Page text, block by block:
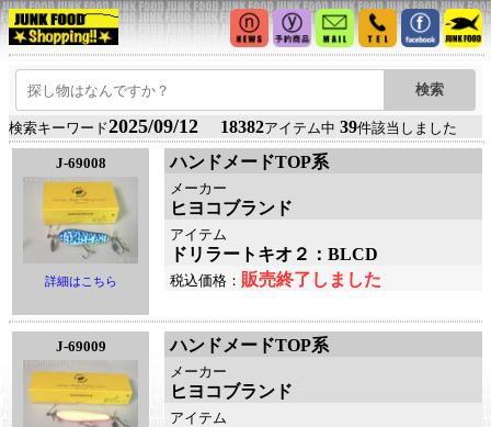
検索キーワード2025/09/12 18382アイテム中 39件該当しました
J-69008
詳細はこちら
ハンドメードTOP系
メーカー
ヒヨコブランド
アイテム
ドリラートキオ２：BLCD
税込価格： 販売終了しました
J-69009 ハンドメードTOP系
メーカー
ヒヨコブランド
アイテム